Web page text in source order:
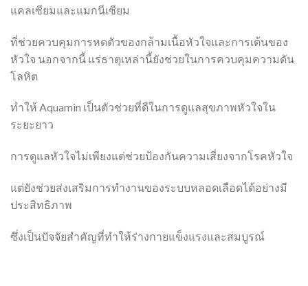
แคลเซียมและแมกนีเซียม
ที่ช่วยควบคุมการหดตัวของกล้ามเนื้อหัวใจและการเต้นของ
หัวใจ นอกจากนี้ แร่ธาตุเหล่านี้ยังช่วยในการควบคุมความดัน
โลหิต
ทำให้ Aquamin เป็นตัวช่วยที่ดีในการดูแลสุขภาพหัวใจใน
ระยะยาว
การดูแลหัวใจไม่เพียงแต่ช่วยป้องกันความเสี่ยงจากโรคหัวใจ
แต่ยังช่วยส่งเสริมการทำงานของระบบหลอดเลือดได้อย่างมี
ประสิทธิภาพ
ซึ่งเป็นปัจจัยสำคัญที่ทำให้ร่างกายแข็งแรงและสมบูรณ์